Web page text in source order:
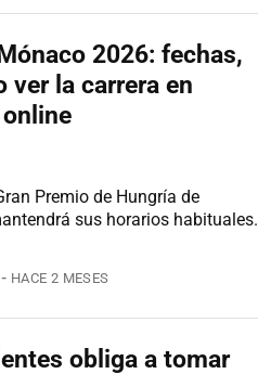
2026: fechas,
la carrera en
Premio de Hungría de
sus horarios habituales.
HACE 2 MESES
obliga a tomar